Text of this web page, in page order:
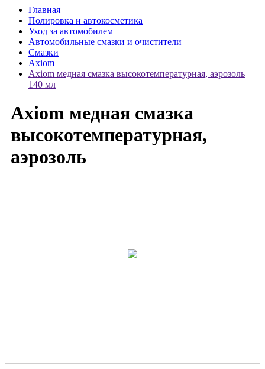
Главная
Полировка и автокосметика
Уход за автомобилем
Автомобильные смазки и очистители
Смазки
Axiom
Axiom медная смазка высокотемпературная, аэрозоль
140 мл
Axiom медная смазка
высокотемпературная,
аэрозоль